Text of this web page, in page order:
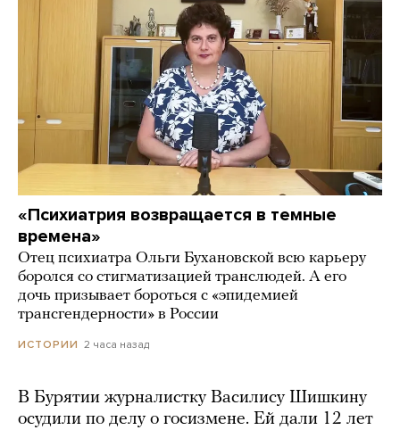
«Психиатрия возвращается в темные
времена»
Отец психиатра Ольги Бухановской всю карьеру
боролся со стигматизацией транслюдей. А его
дочь призывает бороться с «эпидемией
трансгендерности» в России
ИСТОРИИ 2 часа назад
В Бурятии журналистку Василису Шишкину
осудили по делу о госизмене. Ей дали 12 лет